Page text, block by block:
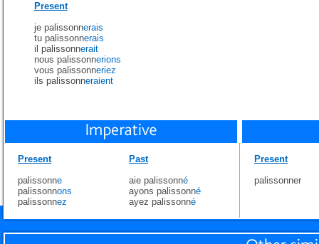
Present
je palissonnerais
tu palissonnerais
il palissonnerait
nous palissonnerions
vous palissonneriez
ils palissonneraient
Present
palissonne
palissonnons
palissonnez
Past
aie palissonné
ayons palissonné
ayez palissonné
Present
palissonner